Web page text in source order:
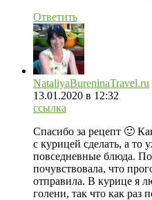
Ответить
NataliyaBureninaTravel.ru
13.01.2020 в 12:32
ссылка
Спасибо за рецепт 🙂
с курицей сделать, а то
повседневные блюда.
почувствовала, что
отправила. В курице я
голени, так что как раз